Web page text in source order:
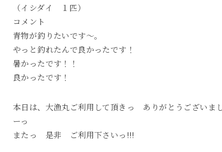
（イシダイ １匹）
コメント
青物が釣りたいです～。
やっと釣れたんで良かったです！
暑かったです！！
良かったです！
本日は、大漁丸ご利用して頂きっ ありがとうございま
ーっ
またっ 是非 ご利用下さいっ!!!